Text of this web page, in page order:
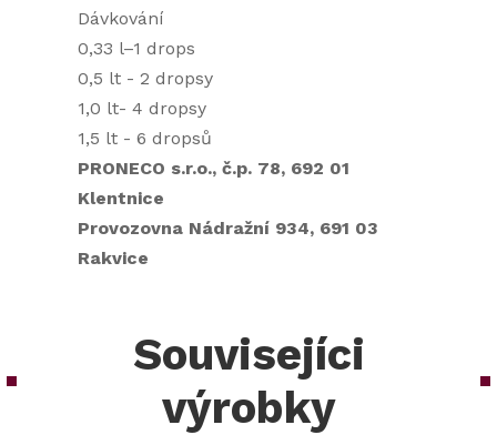
Dávkování
0,33 l–1 drops
0,5 lt - 2 dropsy
1,0 lt- 4 dropsy
1,5 lt - 6 dropsů
PRONECO s.r.o., č.p. 78, 692 01
Klentnice
Provozovna Nádražní 934, 691 03
Rakvice
Souvisejíci
výrobky